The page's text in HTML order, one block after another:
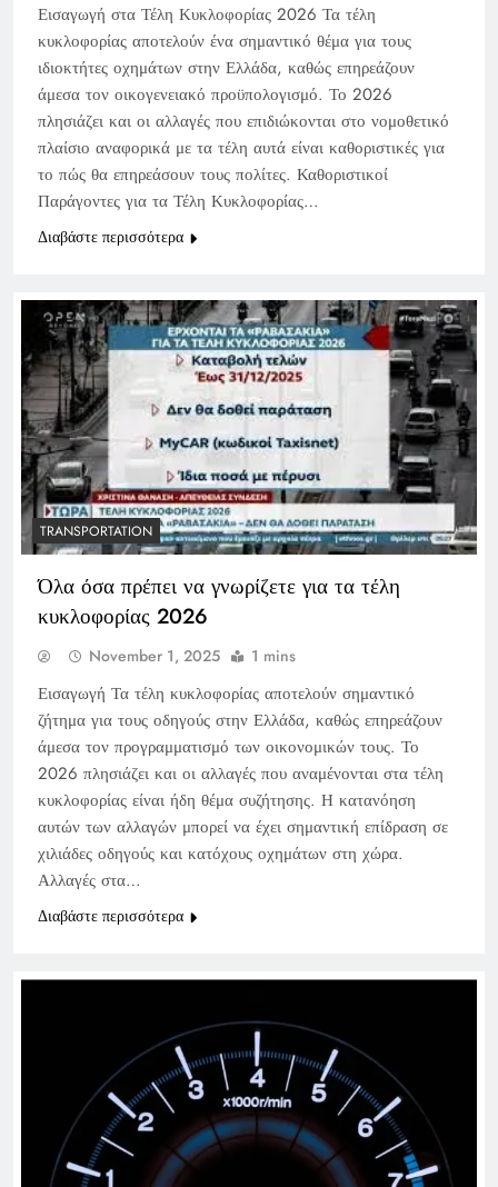
Εισαγωγή στα Τέλη Κυκλοφορίας 2026 Τα τέλη
κυκλοφορίας αποτελούν ένα σημαντικό θέμα για τους
ιδιοκτήτες οχημάτων στην Ελλάδα, καθώς επηρεάζουν
άμεσα τον οικογενειακό προϋπολογισμό. Το 2026
πλησιάζει και οι αλλαγές που επιδιώκονται στο νομοθετικό
πλαίσιο αναφορικά με τα τέλη αυτά είναι καθοριστικές για
το πώς θα επηρεάσουν τους πολίτες. Καθοριστικοί
Παράγοντες για τα Τέλη Κυκλοφορίας…
Διαβάστε περισσότερα
TRANSPORTATION
Όλα όσα πρέπει να γνωρίζετε για τα τέλη
κυκλοφορίας 2026
November 1, 2025 1 mins
Εισαγωγή Τα τέλη κυκλοφορίας αποτελούν σημαντικό
ζήτημα για τους οδηγούς στην Ελλάδα, καθώς επηρεάζουν
άμεσα τον προγραμματισμό των οικονομικών τους. Το
2026 πλησιάζει και οι αλλαγές που αναμένονται στα τέλη
κυκλοφορίας είναι ήδη θέμα συζήτησης. Η κατανόηση
αυτών των αλλαγών μπορεί να έχει σημαντική επίδραση σε
χιλιάδες οδηγούς και κατόχους οχημάτων στη χώρα.
Αλλαγές στα…
Διαβάστε περισσότερα